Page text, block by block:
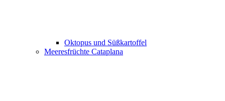
Oktopus und Süßkartoffel
Meeresfrüchte Cataplana